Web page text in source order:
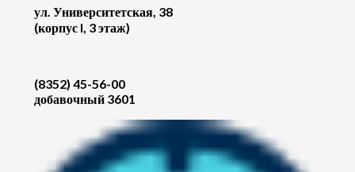
ул. Университетская, 38
(корпус I, 3 этаж)
(8352) 45-56-00
добавочный 3601